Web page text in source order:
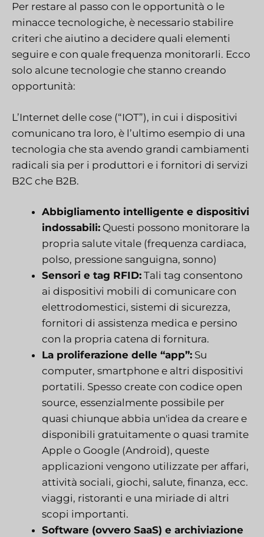
Per restare al passo con le opportunità o le
minacce tecnologiche, è necessario stabilire
criteri che aiutino a decidere quali elementi
seguire e con quale frequenza monitorarli. Ecco
solo alcune tecnologie che stanno creando
opportunità:
L’Internet delle cose (“IOT”), in cui i dispositivi
comunicano tra loro, è l’ultimo esempio di una
tecnologia che sta avendo grandi cambiamenti
radicali sia per i produttori e i fornitori di servizi
B2C che B2B.
Abbigliamento intelligente e dispositivi
indossabili: Questi possono monitorare la
propria salute vitale (frequenza cardiaca,
polso, pressione sanguigna, sonno)
Sensori e tag RFID: Tali tag consentono
ai dispositivi mobili di comunicare con
elettrodomestici, sistemi di sicurezza,
fornitori di assistenza medica e persino
con la propria catena di fornitura.
La proliferazione delle “app”: Su
computer, smartphone e altri dispositivi
portatili. Spesso create con codice open
source, essenzialmente possibile per
quasi chiunque abbia un'idea da creare e
disponibili gratuitamente o quasi tramite
Apple o Google (Android), queste
applicazioni vengono utilizzate per affari,
attività sociali, giochi, salute, finanza, ecc.
viaggi, ristoranti e una miriade di altri
scopi importanti.
Software (ovvero SaaS) e archiviazione